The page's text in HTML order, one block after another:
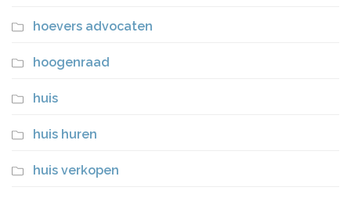
hoevers advocaten
hoogenraad
huis
huis huren
huis verkopen